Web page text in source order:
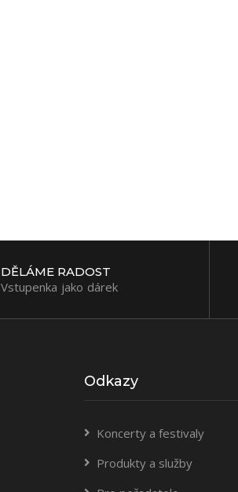
DĚLÁME RADOST
Vstupenka jako dárek
Odkazy
Koncerty a festivaly
Produkty a služby